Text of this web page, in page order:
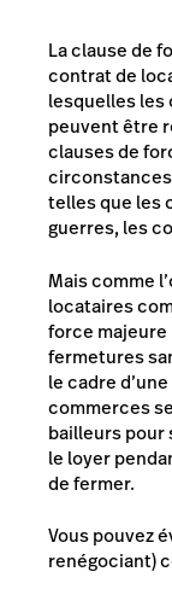
La clause de
contrat de
lesquelles les
peuvent être
clauses de
telles que les
guerres, les
Mais comme
locataires
force majeure
fermetures
le cadre
commerces
bailleurs pour
le loyer
de fermer.
Vous pouvez
renégociant)